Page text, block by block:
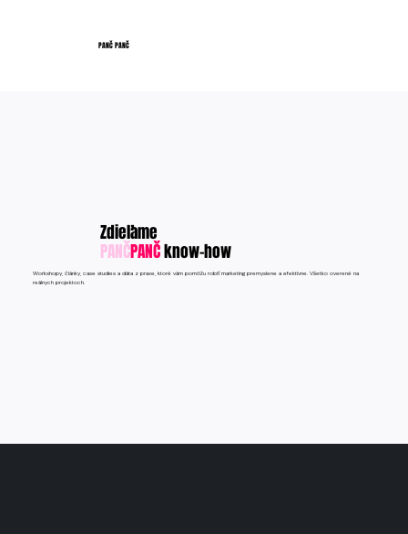
PANČ PANČ
Zdieľame
PANČPANČknow-how
Workshopy, články, case studies a dáta z praxe, ktoré vám pomôžu robiť marketing premyslene a efektívne. Všetko overené na
reálnych projektoch.